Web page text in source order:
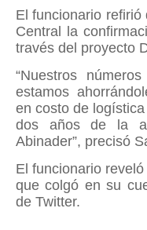
El funcionario refirió
Central la
través del proyecto
“Nuestros
estamos
en costo de
dos años de la
Abinader”, precisó
El funcionario
que colgó en su
de Twitter.